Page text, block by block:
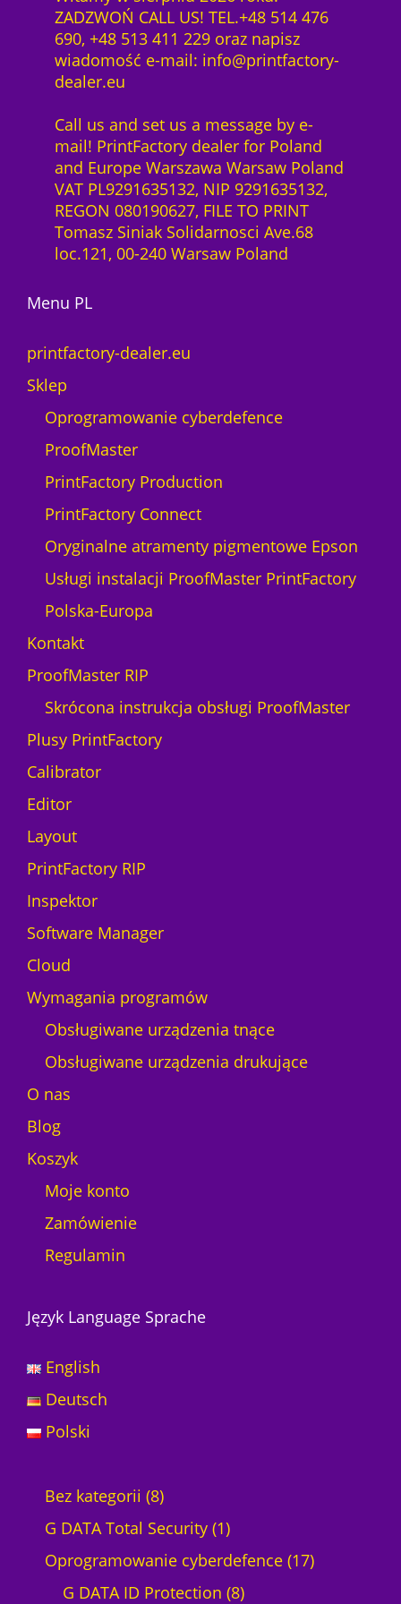
ZADZWOŃ CALL US! TEL.+48 514 476
690, +48 513 411 229 oraz napisz
wiadomość e-mail: info@printfactory-
dealer.eu
Call us and set us a message by e-
mail! PrintFactory dealer for Poland
and Europe Warszawa Warsaw Poland
VAT PL9291635132, NIP 9291635132,
REGON 080190627, FILE TO PRINT
Tomasz Siniak Solidarnosci Ave.68
loc.121, 00-240 Warsaw Poland
Menu PL
printfactory-dealer.eu
Sklep
Oprogramowanie cyberdefence
ProofMaster
PrintFactory Production
PrintFactory Connect
Oryginalne atramenty pigmentowe Epson
Usługi instalacji ProofMaster PrintFactory
Polska-Europa
Kontakt
ProofMaster RIP
Skrócona instrukcja obsługi ProofMaster
Plusy PrintFactory
Calibrator
Editor
Layout
PrintFactory RIP
Inspektor
Software Manager
Cloud
Wymagania programów
Obsługiwane urządzenia tnące
Obsługiwane urządzenia drukujące
O nas
Blog
Koszyk
Moje konto
Zamówienie
Regulamin
Język Language Sprache
English
Deutsch
Polski
Bez kategorii 88
p
r
o
G DATA Total Security 11
p
r
Oprogramowanie cyberdefence 171
G DATA ID Protection 88